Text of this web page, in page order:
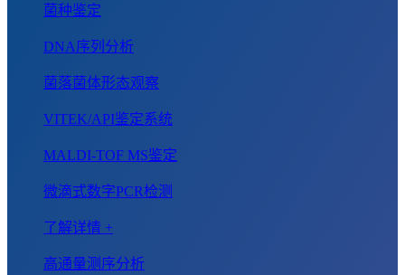
菌种鉴定
DNA序列分析
菌落菌体形态观察
VITEK/API鉴定系统
MALDI-TOF MS鉴定
微滴式数字PCR检测
了解详情 +
高通量测序分析